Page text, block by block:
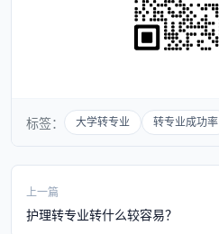
标签： 大学转专业 转专业成功率
上一篇
护理转专业转什么较容易？